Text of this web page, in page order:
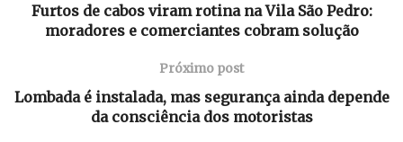
Furtos de cabos viram rotina na Vila São Pedro:
moradores e comerciantes cobram solução
Próximo post
Lombada é instalada, mas segurança ainda depende
da consciência dos motoristas